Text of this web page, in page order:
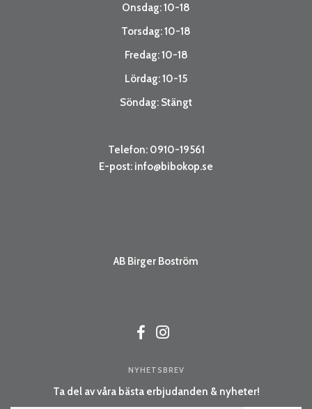
Onsdag: 10-18
Torsdag: 10-18
Fredag: 10-18
Lördag: 10-15
Söndag: Stängt
Telefon: 0910-19561
E-post: info@bibokop.se
AB Birger Boström
NYHETSBREV
Ta del av våra bästa erbjudanden & nyheter!